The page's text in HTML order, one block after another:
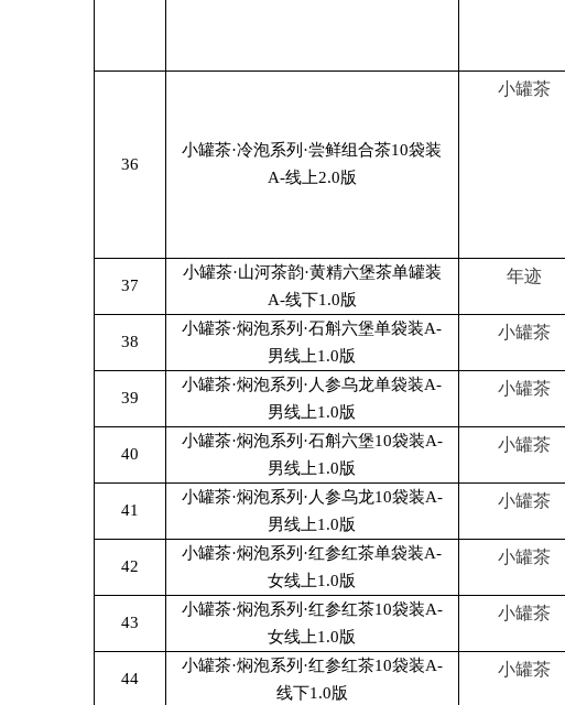
36
小罐茶·冷泡系列·尝鲜组合茶10袋装
A-线上2.0版
小罐茶
37
小罐茶·山河茶韵·黄精六堡茶单罐装
A-线下1.0版
年迹
38
小罐茶·焖泡系列·石斛六堡单袋装A-
男线上1.0版
小罐茶
39
小罐茶·焖泡系列·人参乌龙单袋装A-
男线上1.0版
小罐茶
40
小罐茶·焖泡系列·石斛六堡10袋装A-
男线上1.0版
小罐茶
41
小罐茶·焖泡系列·人参乌龙10袋装A-
男线上1.0版
小罐茶
42
小罐茶·焖泡系列·红参红茶单袋装A-
女线上1.0版
小罐茶
43
小罐茶·焖泡系列·红参红茶10袋装A-
女线上1.0版
小罐茶
44
小罐茶·焖泡系列·红参红茶10袋装A-
线下1.0版
小罐茶